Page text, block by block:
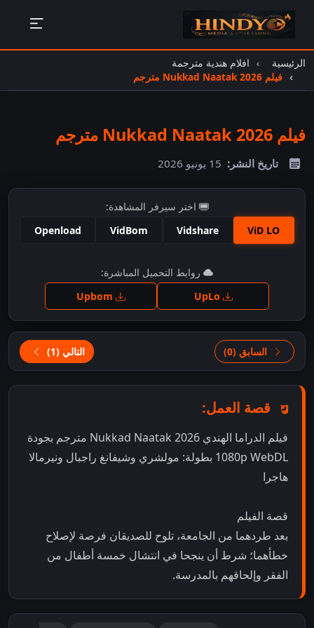
الرئيسية
افلام هندية مترجمة
فيلم Nukkad Naatak 2026 مترجم
فيلم Nukkad Naatak 2026 مترجم
تاريخ النشر: 15 يونيو 2026
اختر سيرفر المشاهدة:
ViD LO
Vidshare
VidBom
Openload
اضغط للمشاهدة
روابط التحميل المباشرة:
السابق (0) التالي (1)
قصة العمل:
فيلم الدراما الهندي Nukkad Naatak 2026 مترجم بجودة
1080p WebDL بطولة: مولشري وشيفانغ راجبال ونيرمالا
هاجرا
قصة الفيلم
بعد طردهما من الجامعة، تلوح للصديقان فرصة لإصلاح
خطأهما؛ شرط أن ينجحا في انتشال خمسة أطفال من
الفقر وإلحاقهم بالمدرسة.